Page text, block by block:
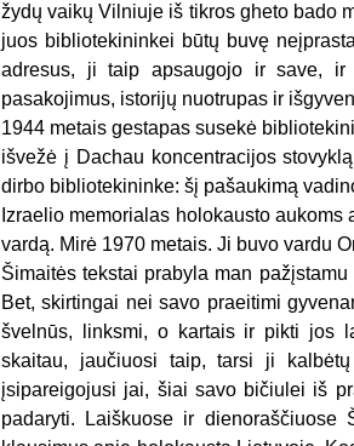
žydų vaikų Vilniuje iš tikros gheto bado
juos bibliotekininkei būtų buvę
adresus, ji taip apsaugojo ir save, ir
pasakojimus, istorijų nuotrupas ir
1944 metais gestapas susekė
išvežė į Dachau koncentracijos
dirbo bibliotekininke: šį pašaukimą
Izraelio memorialas holokausto
vardą. Mirė 1970 metais. Ji buvo vardu
Šimaitės tekstai prabyla man
Bet, skirtingai nei savo praeitimi
švelnūs, linksmi, o kartais ir pikti jos
skaitau, jaučiuosi taip, tarsi ji
įsipareigojusi jai, šiai savo bičiulei iš
padaryti. Laiškuose ir